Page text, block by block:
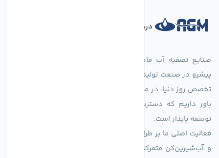
درباره فروشگاه
پیشرو در صنعت تولید تجهیزات تصفیه آب، با تکیه بر دانش فنی و
تخصص روز دنیا، در مسیر تأمین آب سالم و پایدار گام برمی‌دارد. ما
باور داریم که دسترسی به آب پاک، یک حق اساسی و زیربنای
توسعه پایدار است.
فعالیت اصلی ما بر طراحی و تولید سیستم‌های پیشرفته تصفیه آب
و آب‌شیرین‌کن متمرکز است. ما با بهره‌گیری از فناوری‌های نوین